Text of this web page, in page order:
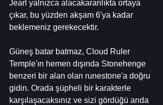
Jearl yalnızca alacakaranlıkta ortaya
çıkar, bu yüzden akşam 6'ya kadar
beklemeniz gerekecektir.
Güneş batar batmaz, Cloud Ruler
Temple'ın hemen dışında Stonehenge
benzeri bir alan olan runestone'a doğru
gidin. Orada şüpheli bir karakterle
karşılaşacaksınız ve sizi gördüğü anda